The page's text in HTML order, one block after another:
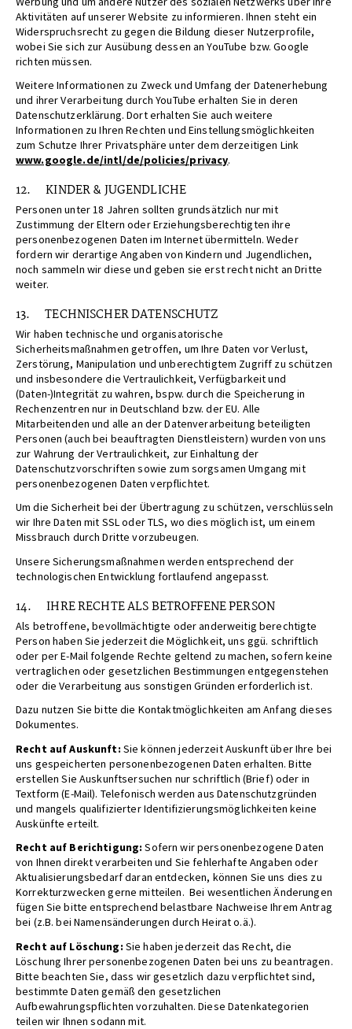
Aktivitäten auf unserer Website zu informieren. Ihnen steht ein
Widerspruchsrecht zu gegen die Bildung dieser Nutzerprofile,
wobei Sie sich zur Ausübung dessen an YouTube bzw. Google
richten müssen.
Weitere Informationen zu Zweck und Umfang der Datenerhebung
und ihrer Verarbeitung durch YouTube erhalten Sie in deren
Datenschutzerklärung. Dort erhalten Sie auch weitere
Informationen zu Ihren Rechten und Einstellungsmöglichkeiten
zum Schutze Ihrer Privatsphäre unter dem derzeitigen Link
www.google.de/intl/de/policies/privacy.
12. KINDER & JUGENDLICHE
Personen unter 18 Jahren sollten grundsätzlich nur mit
Zustimmung der Eltern oder Erziehungsberechtigten ihre
personenbezogenen Daten im Internet übermitteln. Weder
fordern wir derartige Angaben von Kindern und Jugendlichen,
noch sammeln wir diese und geben sie erst recht nicht an Dritte
weiter.
13. TECHNISCHER DATENSCHUTZ
Wir haben technische und organisatorische
Sicherheitsmaßnahmen getroffen, um Ihre Daten vor Verlust,
Zerstörung, Manipulation und unberechtigtem Zugriff zu schützen
und insbesondere die Vertraulichkeit, Verfügbarkeit und
(Daten-)Integrität zu wahren, bspw. durch die Speicherung in
Rechenzentren nur in Deutschland bzw. der EU. Alle
Mitarbeitenden und alle an der Datenverarbeitung beteiligten
Personen (auch bei beauftragten Dienstleistern) wurden von uns
zur Wahrung der Vertraulichkeit, zur Einhaltung der
Datenschutzvorschriften sowie zum sorgsamen Umgang mit
personenbezogenen Daten verpflichtet.
Um die Sicherheit bei der Übertragung zu schützen, verschlüsseln
wir Ihre Daten mit SSL oder TLS, wo dies möglich ist, um einem
Missbrauch durch Dritte vorzubeugen.
Unsere Sicherungsmaßnahmen werden entsprechend der
technologischen Entwicklung fortlaufend angepasst.
14. IHRE RECHTE ALS BETROFFENE PERSON
Als betroffene, bevollmächtigte oder anderweitig berechtigte
Person haben Sie jederzeit die Möglichkeit, uns ggü. schriftlich
oder per E-Mail folgende Rechte geltend zu machen, sofern keine
vertraglichen oder gesetzlichen Bestimmungen entgegenstehen
oder die Verarbeitung aus sonstigen Gründen erforderlich ist.
Dazu nutzen Sie bitte die Kontaktmöglichkeiten am Anfang dieses
Dokumentes.
Recht auf Auskunft: Sie können jederzeit Auskunft über Ihre bei
uns gespeicherten personenbezogenen Daten erhalten. Bitte
erstellen Sie Auskunftsersuchen nur schriftlich (Brief) oder in
Textform (E-Mail). Telefonisch werden aus Datenschutzgründen
und mangels qualifizierter Identifizierungsmöglichkeiten keine
Auskünfte erteilt.
Recht auf Berichtigung: Sofern wir personenbezogene Daten
von Ihnen direkt verarbeiten und Sie fehlerhafte Angaben oder
Aktualisierungsbedarf daran entdecken, können Sie uns dies zu
Korrekturzwecken gerne mitteilen. Bei wesentlichen Änderungen
fügen Sie bitte entsprechend belastbare Nachweise Ihrem Antrag
bei (z.B. bei Namensänderungen durch Heirat o.ä.).
Recht auf Löschung: Sie haben jederzeit das Recht, die
Löschung Ihrer personenbezogenen Daten bei uns zu beantragen.
Bitte beachten Sie, dass wir gesetzlich dazu verpflichtet sind,
bestimmte Daten gemäß den gesetzlichen
Aufbewahrungspflichten vorzuhalten. Diese Datenkategorien
teilen wir Ihnen sodann mit.